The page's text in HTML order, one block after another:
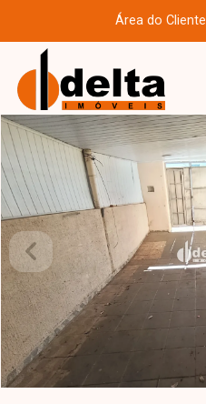
Área do Cliente